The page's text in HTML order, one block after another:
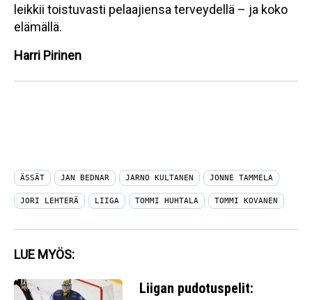
leikkii toistuvasti pelaajiensa terveydellä – ja koko
elämällä.
Harri Pirinen
ÄSSÄT JAN BEDNAR JARNO KULTANEN JONNE TAMMELA
JORI LEHTERÄ LIIGA TOMMI HUHTALA TOMMI KOVANEN
LUE MYÖS:
Liigan pudotuspelit: